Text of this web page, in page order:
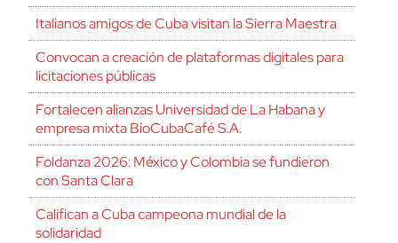
Italianos amigos de Cuba visitan la Sierra Maestra
Convocan a creación de plataformas digitales para
licitaciones públicas
Fortalecen alianzas Universidad de La Habana y
empresa mixta BioCubaCafé S.A.
Foldanza 2026: México y Colombia se fundieron
con Santa Clara
Califican a Cuba campeona mundial de la
solidaridad